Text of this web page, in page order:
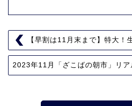
【早割は11月末まで】特大！
2023年11月「ざこばの朝市」リ